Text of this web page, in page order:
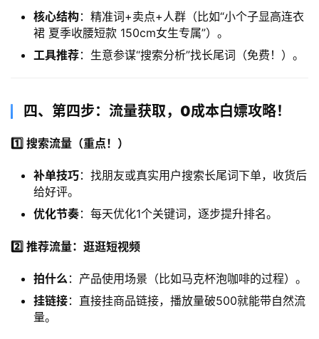
核心结构：精准词+卖点+人群（比如“小个子显高连衣
裙 夏季收腰短款 150cm女生专属”）。
工具推荐：生意参谋“搜索分析”找长尾词（免费！）。
​四、第四步：流量获取，0成本白嫖攻略！​
1️⃣ 搜索流量（重点！）​
补单技巧：找朋友或真实用户搜索长尾词下单，收货后
给好评。
优化节奏：每天优化1个关键词，逐步提升排名。
2️⃣ 推荐流量：逛逛短视频
拍什么：产品使用场景（比如马克杯泡咖啡的过程）。
挂链接：直接挂商品链接，播放量破500就能带自然流
量。